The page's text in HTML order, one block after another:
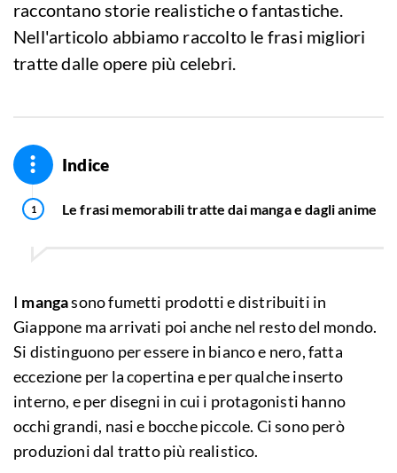
raccontano storie realistiche o fantastiche.
Nell'articolo abbiamo raccolto le frasi migliori
tratte dalle opere più celebri.
Indice
Le frasi memorabili tratte dai manga e dagli anime
I mangasono fumetti prodotti e distribuiti in
Giappone ma arrivati poi anche nel resto del mondo.
Si distinguono per essere in bianco e nero, fatta
eccezione per la copertina e per qualche inserto
interno, e per disegni in cui i protagonisti hanno
occhi grandi, nasi e bocche piccole. Ci sono però
produzioni dal tratto più realistico.